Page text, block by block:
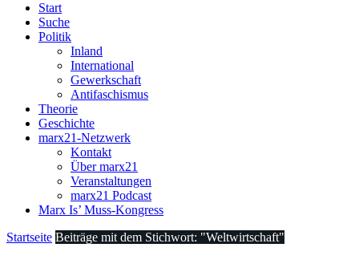
Start
Suche
Politik
Inland
International
Gewerkschaft
Antifaschismus
Theorie
Geschichte
marx21-Netzwerk
Kontakt
Über marx21
Veranstaltungen
marx21 Podcast
Marx Is’ Muss-Kongress
Startseite Beiträge mit dem Stichwort: "Weltwirtschaft"